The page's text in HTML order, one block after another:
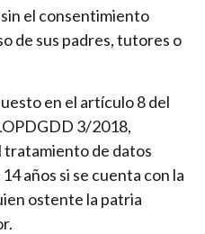
el consentimiento
de sus padres, tutores o
en el artículo 8 del
3/2018,
tratamiento de datos
años si se cuenta con la
ostente la patria